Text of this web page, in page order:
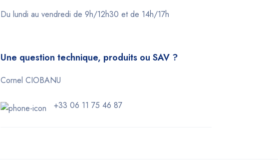
Du lundi au vendredi de 9h/12h30 et de 14h/17h
Une question technique, produits ou SAV ?
Cornel CIOBANU
+33 06 11 75 46 87